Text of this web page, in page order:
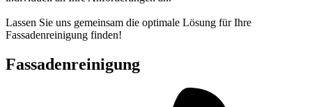
Lassen Sie uns gemeinsam die optimale Lösung für Ihre
Fassadenreinigung finden!
Fassadenreinigung